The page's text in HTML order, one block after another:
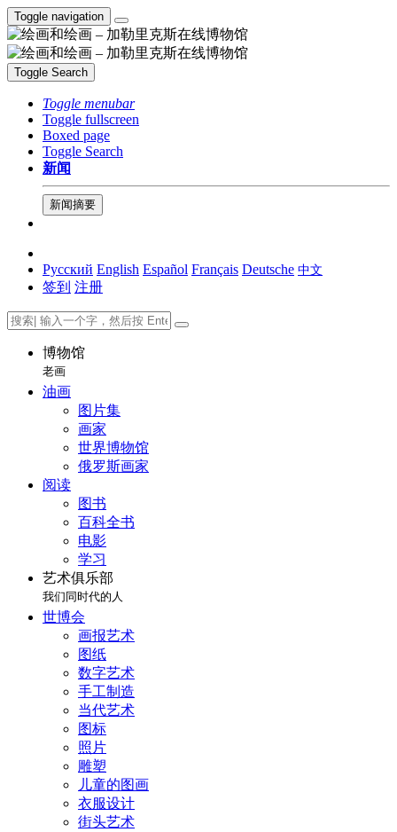
Toggle navigation
Toggle Search
Toggle menubar
Toggle fullscreen
Boxed page
Toggle Search
新闻
新闻摘要
Русский English Español Français Deutsche 中文
签到 注册
博物馆
老画
油画
图片集
画家
世界博物馆
俄罗斯画家
阅读
图书
百科全书
电影
学习
艺术俱乐部
我们同时代的人
世博会
画报艺术
图纸
数字艺术
手工制造
当代艺术
图标
照片
雕塑
儿童的图画
衣服设计
街头艺术